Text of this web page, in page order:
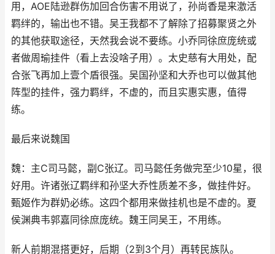
用，AOE陆逊群伤加回合伤害不用说了，孙尚香是来激活
羁绊的，输出也不错。吴王我都不了解除了招募聚贤之外
的其他获取途径，天然我会说不要练。小乔同徐庶庞统或
者做周瑜挂件（看上去没啥子用）。太史慈有大用处，配
合张飞再加上壹个盾很强。吴国孙坚和大乔也可以做其他
阵型的挂件，强力羁绊，不虚的，而且实惠实惠，值得
练。
最后来说魏国
魏：主C司马懿，副C张辽。司马懿任务做完至少10星，很
好用。许诸张辽羁绊和孙坚大乔性质差不多，做挂件好。
甄姬作为群奶必练。这四个都用来做挂机也是不虚的。夏
侯渊典韦郭嘉同徐庶庞统。魏王同吴王，不用练。
新人前期混搭更好，后期（2到3个月）再转民族队。